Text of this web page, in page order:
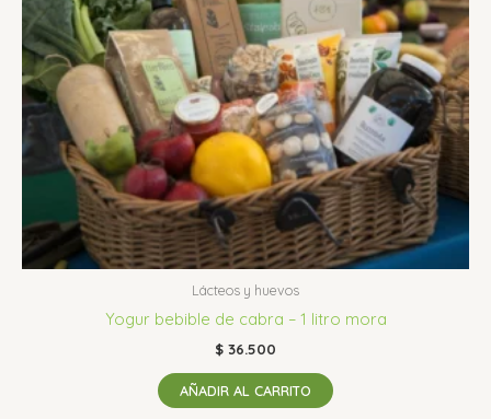
Lácteos y huevos
Yogur bebible de cabra – 1 litro mora
$ 36.500
AÑADIR AL CARRITO